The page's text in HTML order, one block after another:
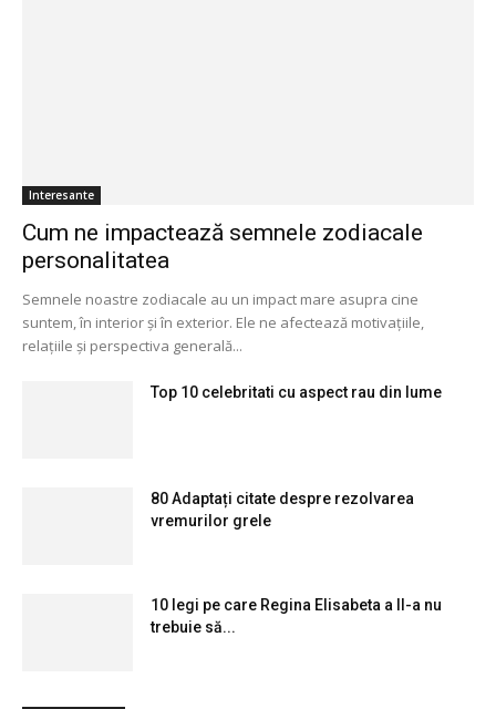
Interesante
Cum ne impactează semnele zodiacale
personalitatea
Semnele noastre zodiacale au un impact mare asupra cine
suntem, în interior și în exterior. Ele ne afectează motivațiile,
relațiile și perspectiva generală...
Top 10 celebritati cu aspect rau din lume
80 Adaptați citate despre rezolvarea
vremurilor grele
10 legi pe care Regina Elisabeta a II-a nu
trebuie să...